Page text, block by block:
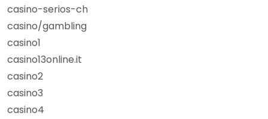
casino-serios-ch
casino/gambling
casino1
casino13online.it
casino2
casino3
casino4